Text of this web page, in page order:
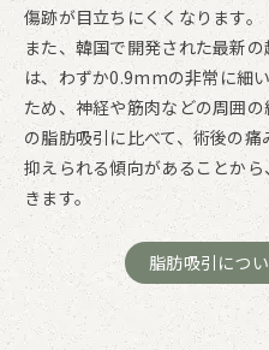
傷跡が目立ちにくくなります。
また、韓国で開発された最新
は、わずか0.9mmの非常に細
ため、神経や筋肉などの周囲
の脂肪吸引に比べて、術後の
抑えられる傾向があることか
きます。
脂肪吸引につ